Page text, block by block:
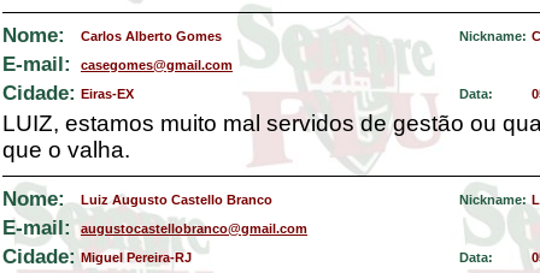
Nome: Carlos Alberto Gomes Nickname:
E-mail: casegomes@gmail.com
Cidade: Eiras-EX Data:
LUIZ, estamos muito mal servidos de gestão ou
que o valha.
Nome: Luiz Augusto Castello Branco Nickname:
E-mail: augustocastellobranco@gmail.com
Cidade: Miguel Pereira-RJ Data: